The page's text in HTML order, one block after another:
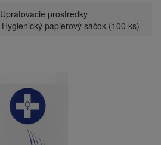
Upratovacie prostredky
Hygienický papierový sáčok (100 ks)